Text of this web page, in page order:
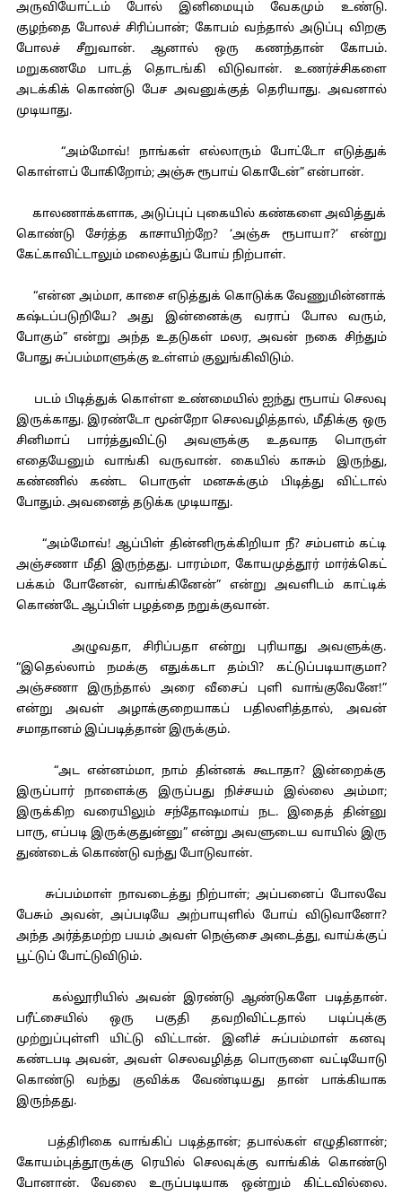
அருவியோட்டம் போல் இனிமையும் வேகமும் உண்டு.
குழந்தை போலச் சிரிப்பான்; கோபம் வந்தால் அடுப்பு விறகு
போலச் சீறுவான். ஆனால் ஒரு கணந்தான் கோபம்.
மறுகணமே பாடத் தொடங்கி விடுவான். உணர்ச்சிகளை
அடக்கிக் கொண்டு பேச அவனுக்குத் தெரியாது. அவனால்
முடியாது.
“அம்மோவ்! நாங்கள் எல்லாரும் போட்டோ எடுத்துக்
கொள்ளப் போகிறோம்; அஞ்சு ரூபாய் கொடேன்” என்பான்.
காலணாக்களாக, அடுப்புப் புகையில் கண்களை அவித்துக்
கொண்டு சேர்த்த காசாயிற்றே? ‘அஞ்சு ரூபாயா?’ என்று
கேட்காவிட்டாலும் மலைத்துப் போய் நிற்பாள்.
“என்ன அம்மா, காசை எடுத்துக் கொடுக்க வேணுமின்னாக்
கஷ்டப்படுறியே? அது இன்னைக்கு வராப் போல வரும்,
போகும்” என்று அந்த உதடுகள் மலர, அவன் நகை சிந்தும்
போது சுப்பம்மாளுக்கு உள்ளம் குலுங்கிவிடும்.
படம் பிடித்துக் கொள்ள உண்மையில் ஐந்து ரூபாய் செலவு
இருக்காது. இரண்டோ மூன்றோ செலவழித்தால், மீதிக்கு ஒரு
சினிமாப் பார்த்துவிட்டு அவளுக்கு உதவாத பொருள்
எதையேனும் வாங்கி வருவான். கையில் காசும் இருந்து,
கண்ணில் கண்ட பொருள் மனசுக்கும் பிடித்து விட்டால்
போதும். அவனைத் தடுக்க முடியாது.
“அம்மோவ்! ஆப்பிள் தின்னிருக்கிறியா நீ? சம்பளம் கட்டி
அஞ்சணா மீதி இருந்தது. பாரம்மா, கோயமுத்தூர் மார்க்கெட்
பக்கம் போனேன், வாங்கினேன்” என்று அவளிடம் காட்டிக்
கொண்டே ஆப்பிள் பழத்தை நறுக்குவான்.
அழுவதா, சிரிப்பதா என்று புரியாது அவளுக்கு.
“இதெல்லாம் நமக்கு எதுக்கடா தம்பி? கட்டுப்படியாகுமா?
அஞ்சணா இருந்தால் அரை வீசைப் புளி வாங்குவேனே!”
என்று அவள் அழாக்குறையாகப் பதிலளித்தால், அவன்
சமாதானம் இப்படித்தான் இருக்கும்.
“அட என்னம்மா, நாம் தின்னக் கூடாதா? இன்றைக்கு
இருப்பார் நாளைக்கு இருப்பது நிச்சயம் இல்லை அம்மா;
இருக்கிற வரையிலும் சந்தோஷமாய் நட. இதைத் தின்னு
பாரு, எப்படி இருக்குதுன்னு” என்று அவளுடைய வாயில் இரு
துண்டைக் கொண்டு வந்து போடுவான்.
சுப்பம்மாள் நாவடைத்து நிற்பாள்; அப்பனைப் போலவே
பேசும் அவன், அப்படியே அற்பாயுளில் போய் விடுவானோ?
அந்த அர்த்தமற்ற பயம் அவள் நெஞ்சை அடைத்து, வாய்க்குப்
பூட்டுப் போட்டுவிடும்.
கல்லூரியில் அவன் இரண்டு ஆண்டுகளே படித்தான்.
பரீட்சையில் ஒரு பகுதி தவறிவிட்டதால் படிப்புக்கு
முற்றுப்புள்ளி யிட்டு விட்டான். இனிச் சுப்பம்மாள் கனவு
கண்டபடி அவன், அவள் செலவழித்த பொருளை வட்டியோடு
கொண்டு வந்து குவிக்க வேண்டியது தான் பாக்கியாக
இருந்தது.
பத்திரிகை வாங்கிப் படித்தான்; தபால்கள் எழுதினான்;
கோயம்புத்தூருக்கு ரெயில் செலவுக்கு வாங்கிக் கொண்டு
போனான். வேலை உருப்படியாக ஒன்றும் கிட்டவில்லை.